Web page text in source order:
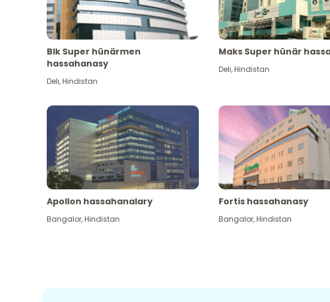
Blk Super hünärmen
hassahanasy
Deli,Hindistan
Maks Super hünär
Deli,Hindistan
Apollon hassahanalary
Bangalor,Hindistan
Fortis hassahanasy
Bangalor,Hindistan